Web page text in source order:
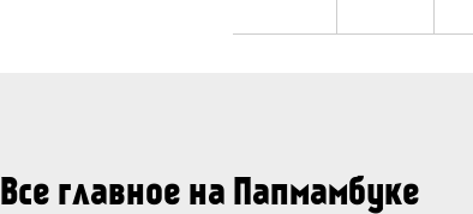
Все главное на Папмамбуке